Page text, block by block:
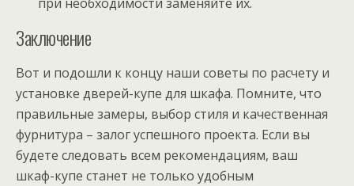
Заключение
Вот и подошли к концу наши советы по расчету и
установке дверей-купе для шкафа. Помните, что
правильные замеры, выбор стиля и качественная
фурнитура – залог успешного проекта. Если вы
будете следовать всем рекомендациям, ваш
шкаф-купе станет не только удобным